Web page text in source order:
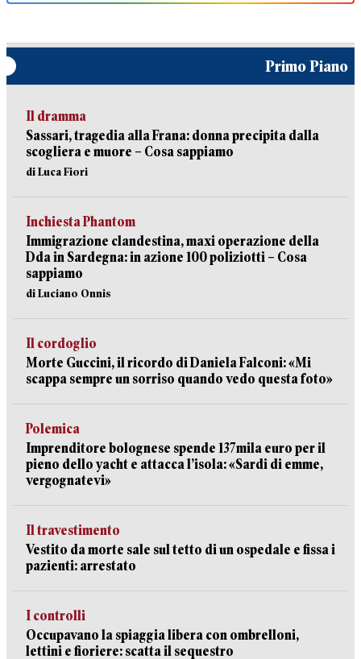
Primo Piano
Il dramma
Sassari, tragedia alla Frana: donna precipita dalla
scogliera e muore – Cosa sappiamo
di Luca Fiori
Inchiesta Phantom
Immigrazione clandestina, maxi operazione della
Dda in Sardegna: in azione 100 poliziotti – Cosa
sappiamo
di Luciano Onnis
Il cordoglio
Morte Guccini, il ricordo di Daniela Falconi: «Mi
scappa sempre un sorriso quando vedo questa foto»
Polemica
Imprenditore bolognese spende 137mila euro per il
pieno dello yacht e attacca l’isola: «Sardi di emme,
vergognatevi»
Il travestimento
Vestito da morte sale sul tetto di un ospedale e fissa i
pazienti: arrestato
I controlli
Occupavano la spiaggia libera con ombrelloni,
lettini e fioriere: scatta il sequestro